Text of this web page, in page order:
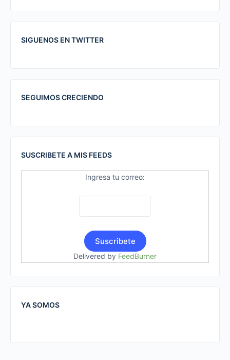
SIGUENOS EN TWITTER
SEGUIMOS CRECIENDO
SUSCRIBETE A MIS FEEDS
Ingresa tu correo:
Delivered by FeedBurner
YA SOMOS